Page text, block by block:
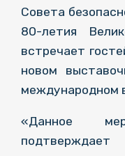
Совета
80-летия
встречает
новом
международном
«Данное